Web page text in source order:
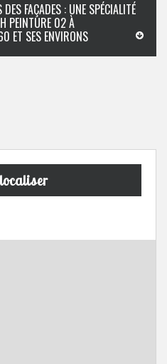
FAÇADES : UNE SPÉCIALITÉ
PEINTURE 02 À
ET SES ENVIRONS